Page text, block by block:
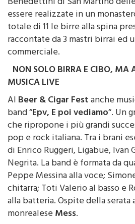
essere realizzate in un
totale di 11 le birre alla spina
raccontate da 3 mastri birrai ed
commerciale.
NON SOLO BIRRA E CIBO, MA
MUSICA LIVE
AlBeer & Cigar Festanche
band “Epv, E poi vediamo“. Un
che ripropone i più grandi
pop e rock italiana. Tra i brani
di Enrico Ruggeri, Ligabue, Ivan
Negrita. La band è formata da
Peppe Messina alla voce;
chitarra; Toti Valerio al basso e
alla batteria. Ospite della
monrealeseMess.